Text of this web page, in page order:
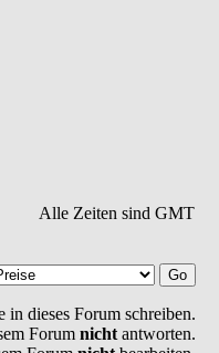
Alle Zeiten sind GMT
in dieses Forum schreiben.
Forum nicht antworten.